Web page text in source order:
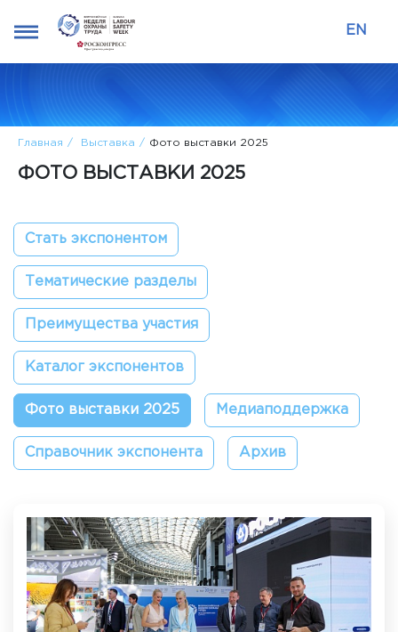
EN
Главная Выставка Фото выставки 2025
ФОТО ВЫСТАВКИ 2025
Стать экспонентом
Тематические разделы
Преимущества участия
Каталог экспонентов
Фото выставки 2025 Медиаподдержка
Справочник экспонента Архив